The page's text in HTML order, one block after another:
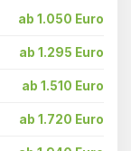
ab 1.050 Euro
ab 1.295 Euro
ab 1.510 Euro
ab 1.720 Euro